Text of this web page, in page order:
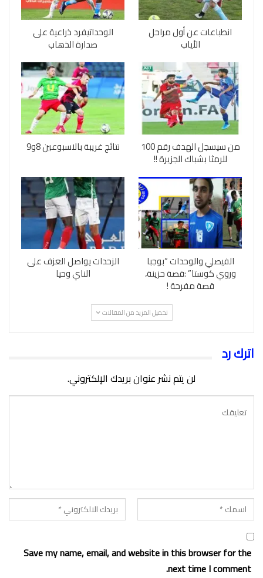
انطباعات عن أول مراحل
الأياب
الوحداتيفرد ذراعية على
صدارة الذهاب
من سيسجل الهدف رقم 100
للرمثا بشباك الجزيرة !!
نتائج غريبة بالاسبوعين 8و9
الفيصلي والوحدات “بوجبا
وروي كوستا” :قصة حزينة،
قصة مفرحة !
الزحدات يواصل العزف على
الناي وحيا
تحميل المزيد من المقالات
اترك رد
لن يتم نشر عنوان بريدك الإلكتروني.
Save my name, email, and website in this browser for the
next time I comment.